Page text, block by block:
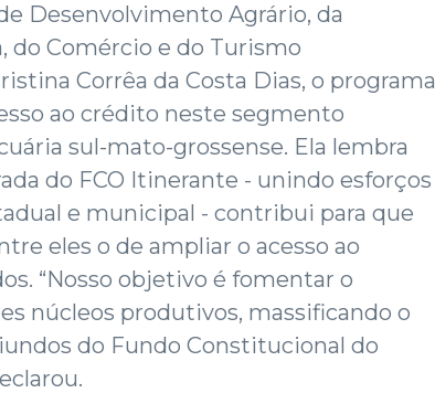
Desenvolvimento Agrário, da
do Comércio e do Turismo
Corrêa da Costa Dias, o programa
ao crédito neste segmento
sul-mato-grossense. Ela lembra
do FCO Itinerante - unindo esforços
e municipal - contribui para que
eles o de ampliar o acesso ao
“Nosso objetivo é fomentar o
núcleos produtivos, massificando o
do Fundo Constitucional do